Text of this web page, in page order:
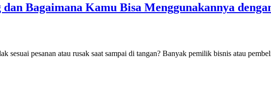
Bagaimana Kamu Bisa Menggunakannya
sesuai pesanan atau rusak saat sampai di tangan? Banyak pemilik bisnis atau